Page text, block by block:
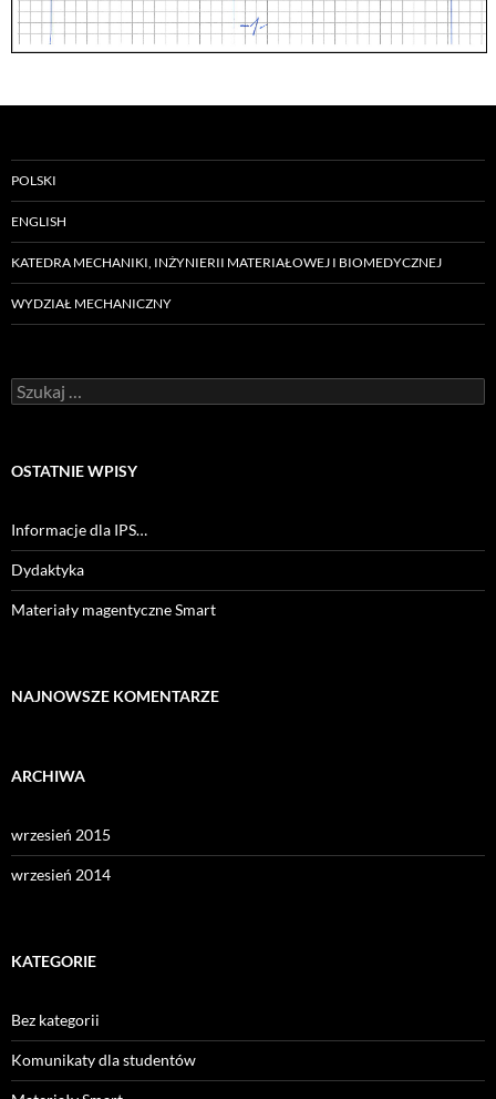
POLSKI
ENGLISH
KATEDRA MECHANIKI, INŻYNIERII MATERIAŁOWEJ I BIOMEDYCZNEJ
WYDZIAŁ MECHANICZNY
Szukaj:
OSTATNIE WPISY
Informacje dla IPS…
Dydaktyka
Materiały magentyczne Smart
NAJNOWSZE KOMENTARZE
ARCHIWA
wrzesień 2015
wrzesień 2014
KATEGORIE
Bez kategorii
Komunikaty dla studentów